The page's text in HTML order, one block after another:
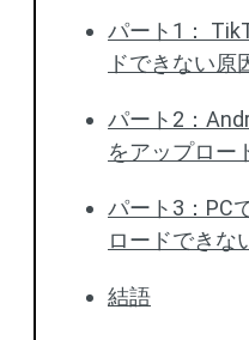
パート1：
ドできない原
パート2：
をアップロー
パート3：PC
ロードできな
結語